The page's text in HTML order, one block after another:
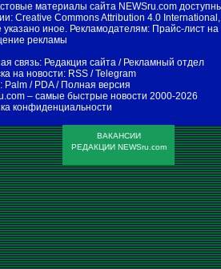
материалы сайта NEWSru.com
Creative Commons Attribution 4.0 International ,
указано иное. Рекламодателям: Прайс-лист на
рекламы
связь: Редакция сайта / Рекламный отдел
на новости: RSS /Telegram
Palm / PDA/ Полная версия
– самые быстрые новости 2000-2026
конфиденциальности
ВАКАНСИИ
РЕДАКЦИИ NEWSru.com